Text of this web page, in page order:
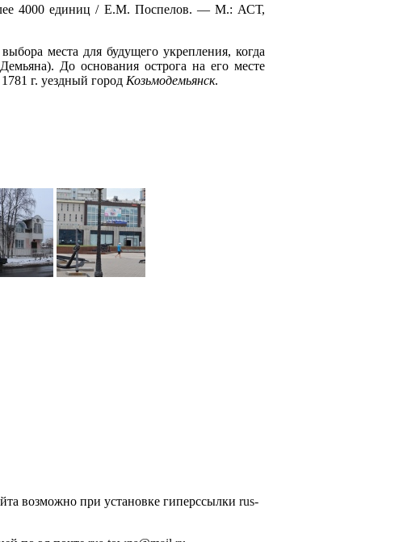
4000 единиц / Е.М. Поспелов. — М.: АСТ,
места для будущего укрепления, когда
До основания острога на его месте
г. уездный город Козьмодемьянск.
возможно при установке гиперссылки rus-